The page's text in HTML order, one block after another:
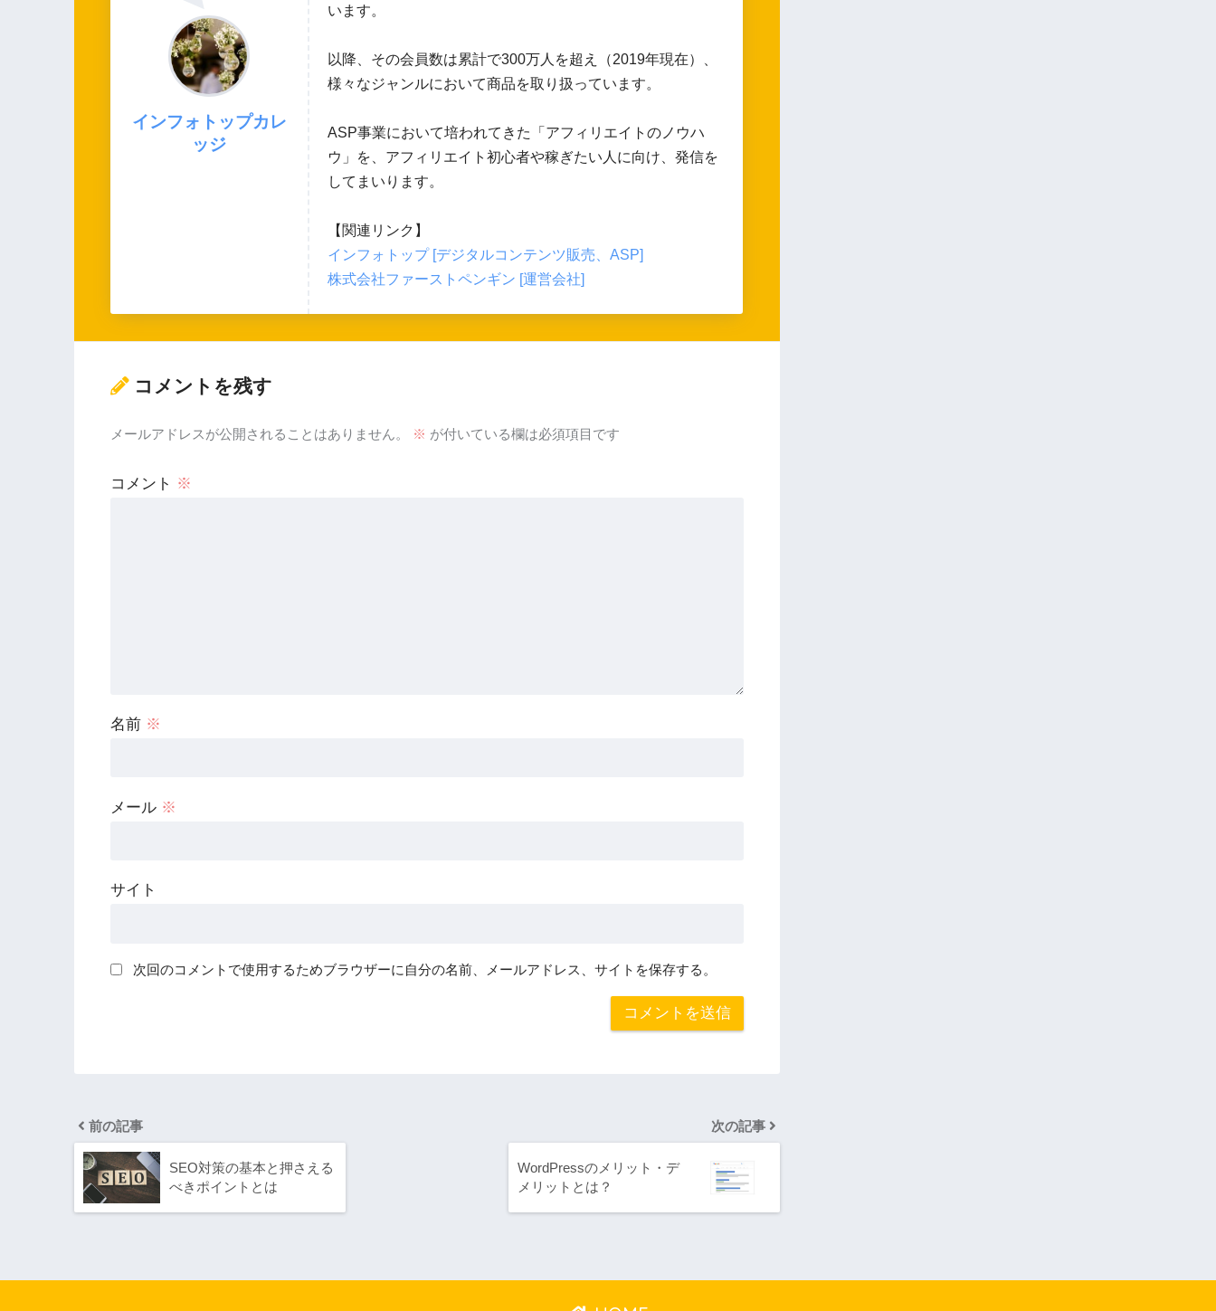
インフォトップカレ
ッジ
います。
以降、その会員数は累計で300万人を超え（2019年現在）、
様々なジャンルにおいて商品を取り扱っています。
ASP事業において培われてきた「アフィリエイトのノウハ
ウ」を、アフィリエイト初心者や稼ぎたい人に向け、発信を
してまいります。
【関連リンク】
インフォトップ [デジタルコンテンツ販売、ASP]
株式会社ファーストペンギン [運営会社]
コメントを残す
メールアドレスが公開されることはありません。 ※ が付いている欄は必須項目です
コメント ※
名前 ※
メール ※
サイト
次回のコメントで使用するためブラウザーに自分の名前、メールアドレス、サイトを保存する。
前の記事
SEO対策の基本と押さえる
べきポイントとは
次の記事
WordPressのメリット・デ
メリットとは？